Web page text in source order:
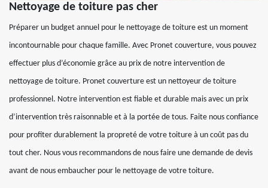
Nettoyage de toiture pas cher
Préparer un budget annuel pour le nettoyage de toiture est un moment
incontournable pour chaque famille. Avec Pronet couverture, vous pouvez
effectuer plus d’économie grâce au prix de notre intervention de
nettoyage de toiture. Pronet couverture est un nettoyeur de toiture
professionnel. Notre intervention est fiable et durable mais avec un prix
d’intervention très raisonnable et à la portée de tous. Faite nous confiance
pour profiter durablement la propreté de votre toiture à un coût pas du
tout cher. Nous vous recommandons de nous faire une demande de devis
avant de nous embaucher pour le nettoyage de votre toiture.